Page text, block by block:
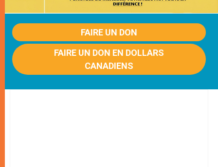
FAIRE UN DON
FAIRE UN DON EN DOLLARS
CANADIENS